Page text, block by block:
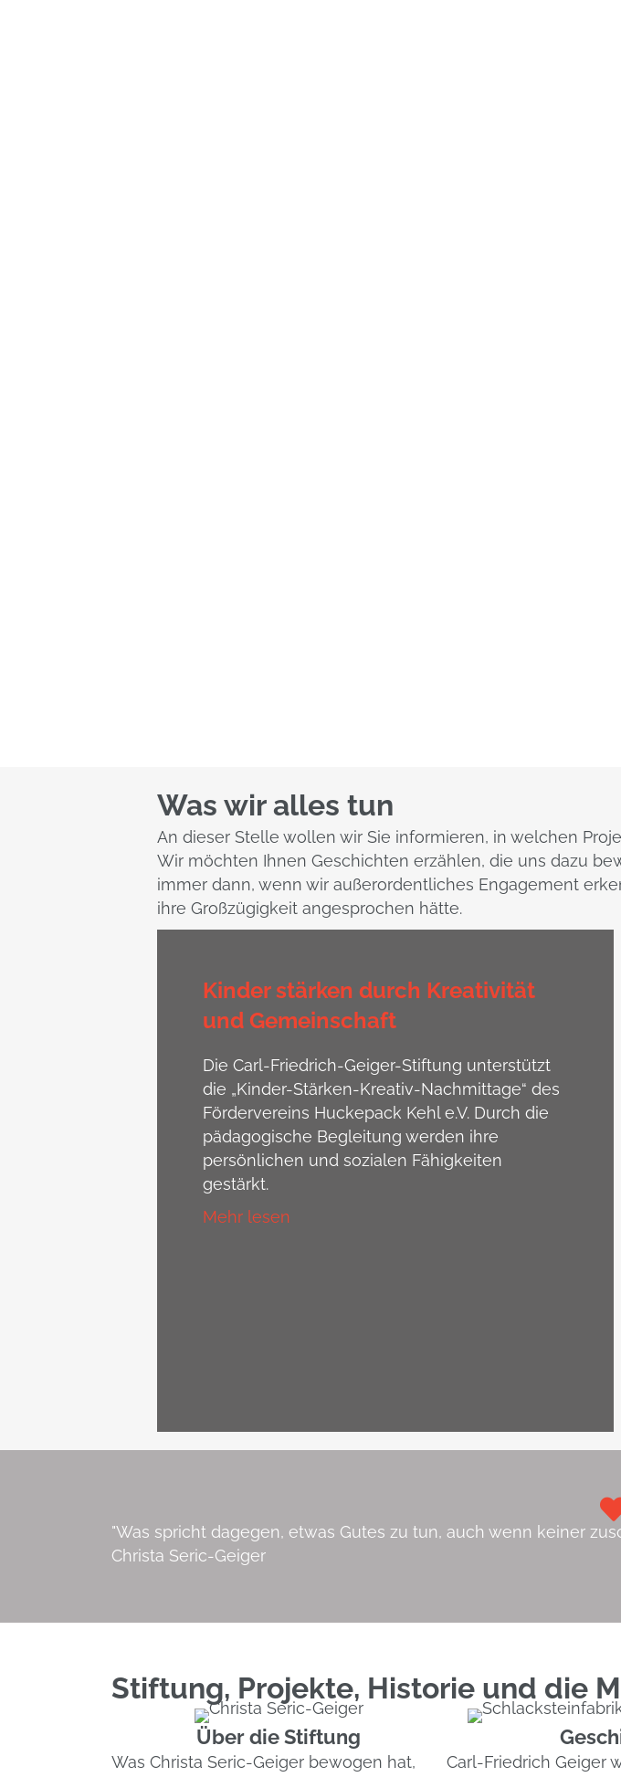
Was wir alles tun
An dieser Stelle wollen wir Sie informieren, in welchen
Wir möchten Ihnen Geschichten erzählen, die uns dazu
immer dann, wenn wir außerordentliches Engagement
ihre Großzügigkeit angesprochen hätte.
Kinder stärken durch Kreativität
und Gemeinschaft
Die Carl-Friedrich-Geiger-Stiftung unterstützt
die „Kinder-Stärken-Kreativ-Nachmittage“ des
Fördervereins Huckepack Kehl e.V. Durch die
pädagogische Begleitung werden ihre
persönlichen und sozialen Fähigkeiten
gestärkt.
Mehr lesen
"Was spricht dagegen, etwas Gutes zu tun, auch wenn keiner
Christa Seric-Geiger
Stiftung, Projekte, Historie und die
Über die Stiftung
Was Christa Seric-Geiger bewogen hat,
Carl-Friedrich Geiger